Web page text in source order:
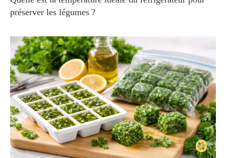
préserver les légumes ?